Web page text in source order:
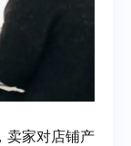
卖家对店铺产